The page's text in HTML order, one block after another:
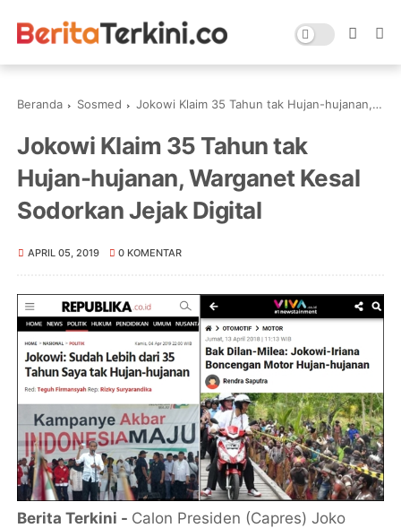
Beranda Sosmed Jokowi Klaim 35 Tahun tak Hujan-hujanan, Warganet Kesal Sodorkan Jejak Digital
Jokowi Klaim 35 Tahun tak
Hujan-hujanan, Warganet Kesal
Sodorkan Jejak Digital
APRIL 05, 2019 0 KOMENTAR
Berita Terkini - Calon Presiden (Capres) Joko